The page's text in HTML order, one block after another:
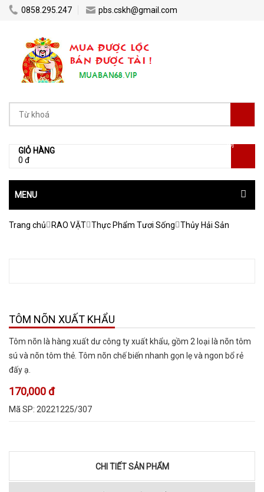
0858.295.247 pbs.cskh@gmail.com
GIỎ HÀNG
0 đ
[0]
MENU
Trang chủ RAO VẶT Thực Phẩm Tươi Sống Thủy Hải Sản
TÔM NÕN XUẤT KHẨU
Tôm nõn là hàng xuất dư công ty xuất khẩu, gồm 2 loại là nõn tôm
sú và nõn tôm thẻ. Tôm nõn chế biến nhanh gọn lẹ và ngon bổ rẻ
đấy ạ.
170,000 đ
Mã SP: 20221225/307
CHI TIẾT SẢN PHẨM